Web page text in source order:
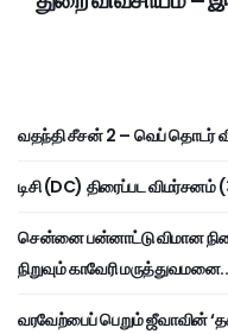
வதந்தி சீசன் 2 – வெப் தொடர்
டிசி (DC) திரைப்பட
சென்னை பன்னாட்டு விமான
நிறுவும் காவேரி
வரவேற்பைப் பெறும் ஜீவாவின்